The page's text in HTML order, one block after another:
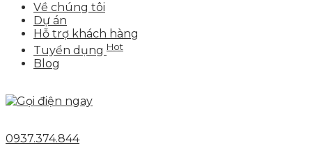
Về chúng tôi
Dự án
Hỗ trợ khách hàng
Tuyển dụng Hot
Blog
0937.374.844